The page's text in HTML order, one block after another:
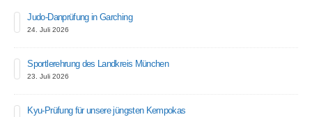
Judo-Danprüfung in Garching
24. Juli 2026
Sportlerehrung des Landkreis München
23. Juli 2026
Kyu-Prüfung für unsere jüngsten Kempokas